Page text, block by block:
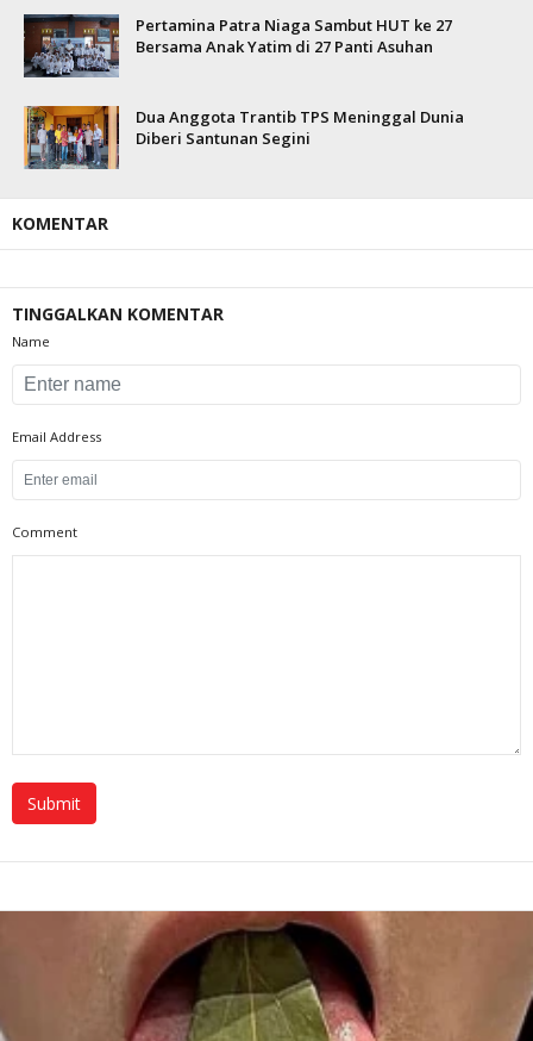
Pertamina Patra Niaga Sambut HUT ke 27
Bersama Anak Yatim di 27 Panti Asuhan
Dua Anggota Trantib TPS Meninggal Dunia
Diberi Santunan Segini
KOMENTAR
TINGGALKAN KOMENTAR
Name
Email Address
Comment